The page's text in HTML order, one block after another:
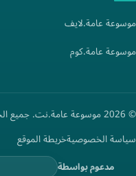
موسوعة عامة.لايف
موسوعة عامة.كوم
© 2026 موسوعة عامة.نت. جميع الحقوق محفوظة.
سياسة الخصوصيةخريطة الموقع
مدعوم بواسطة